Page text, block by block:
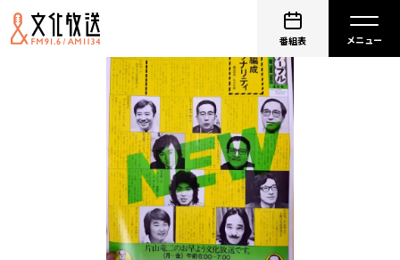
番組表